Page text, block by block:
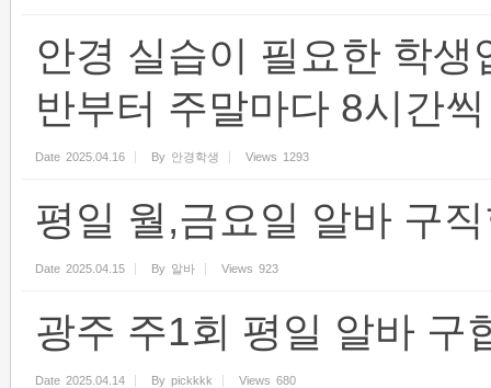
안경 실습이 필요한 학
반부터 주말마다 8시간
Date 2025.04.16 By 안경학생 Views 1293
평일 월,금요일 알바 구
Date 2025.04.15 By 알바 Views 923
광주 주1회 평일 알바 구
Date 2025.04.14 By pickkkk Views 680